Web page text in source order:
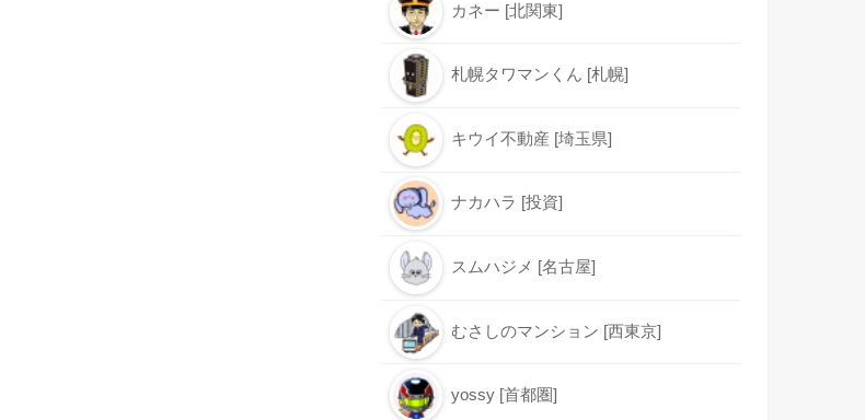
カネー [北関東]
札幌タワマンくん [札幌]
キウイ不動産 [埼玉県]
ナカハラ [投資]
スムハジメ [名古屋]
むさしのマンション [西東京]
yossy [首都圏]